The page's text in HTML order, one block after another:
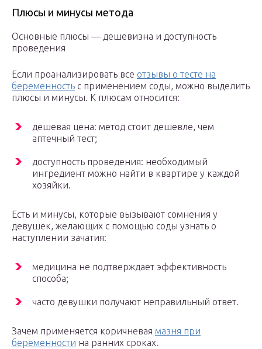
Плюсы и минусы метода
Основные плюсы — дешевизна и доступность
проведения
Если проанализировать все отзывы о тесте на
беременность с применением соды, можно выделить
плюсы и минусы. К плюсам относится:
дешевая цена: метод стоит дешевле, чем
аптечный тест;
доступность проведения: необходимый
ингредиент можно найти в квартире у каждой
хозяйки.
Есть и минусы, которые вызывают сомнения у
девушек, желающих с помощью соды узнать о
наступлении зачатия:
медицина не подтверждает эффективность
способа;
часто девушки получают неправильный ответ.
Зачем применяется коричневая мазня при
беременности на ранних сроках.